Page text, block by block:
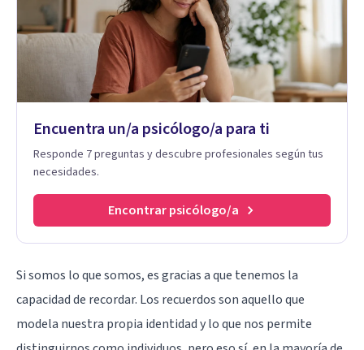
Encuentra un/a psicólogo/a para ti
Responde 7 preguntas y descubre profesionales según tus
necesidades.
Encontrar psicólogo/a
Si somos lo que somos, es gracias a que tenemos la
capacidad de recordar. Los recuerdos son aquello que
modela nuestra propia identidad y lo que nos permite